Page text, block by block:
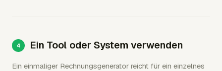
Ein Tool oder System verwenden
Ein einmaliger Rechnungsgenerator reicht für ein einzelnes